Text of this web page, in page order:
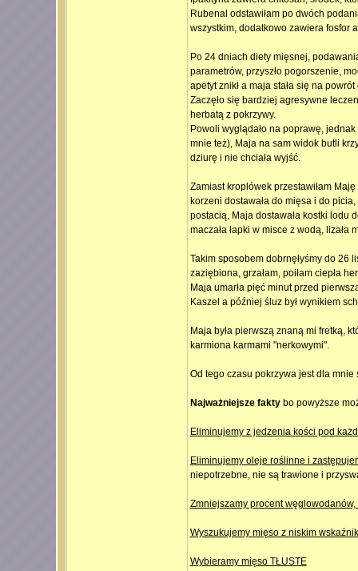
Rubenal odstawiłam po dwóch
wszystkim, dodatkowo zawiera fosfor
Po 24 dniach diety mięsnej,
parametrów, przyszło pogorszenie,
apetyt znikł a maja stała się na powrót
Zaczęło się bardziej agresywne
herbatą z pokrzywy.
Powoli wyglądało na poprawę,
mnie też), Maja na sam widok butli
dziurę i nie chciała wyjść.
Zamiast kroplówek przestawiłam
korzeni dostawała do mięsa i do
postacią, Maja dostawała kostki lodu
maczała łapki w misce z wodą,
Takim sposobem dobrnęłyśmy do 26
zaziębiona, grzałam, poiłam ciepła
Maja umarła pięć minut przed
Kaszel a później śluz był wynikiem
Maja była pierwszą znaną mi fretką,
karmiona karmami "nerkowymi".
Od tego czasu pokrzywa jest dla mnie
Najważniejsze faktybo powyższe
Eliminujemy z jedzenia kości pod
Eliminujemy oleje roślinne i
niepotrzebne, nie są trawione i
Zmniejszamy procent
Wyszukujemy mięso z niskim
Wybieramy mięso TŁUSTE